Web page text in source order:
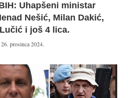
Uhapšeni ministar
Nešić, Milan Dakić,
i još 4 lica.
26. prosinca 2024.